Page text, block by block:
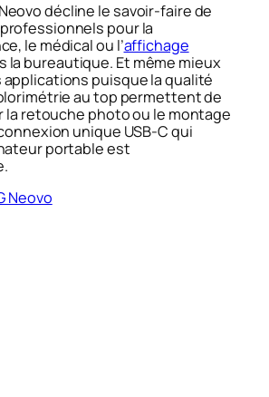
décline le savoir-faire de
pour la
le médical ou l’affichage
la bureautique. Et même mieux
applications puisque la qualité
au top permettent de
la retouche photo ou le montage
unique USB-C qui
portable est
Neovo